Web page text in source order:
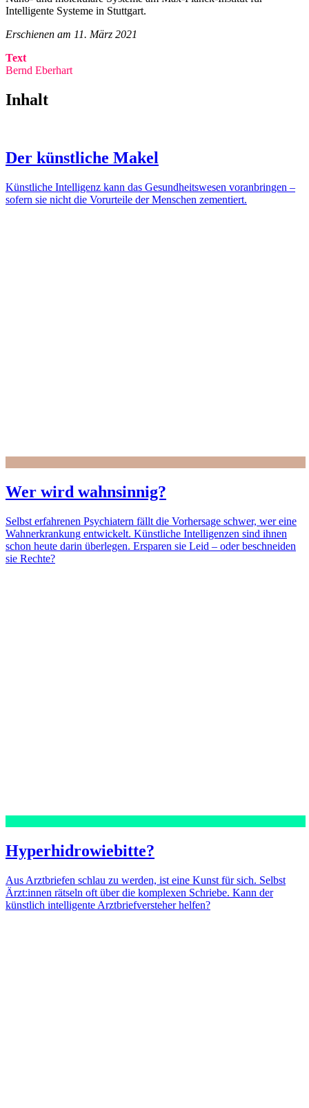
Intelligente Systeme in Stuttgart.
Erschienen am 11. März 2021
Text
Bernd Eberhart
Inhalt
Der künstliche Makel
Künstliche Intelligenz kann das Gesundheitswesen voranbringen –
sofern sie nicht die Vorurteile der Menschen zementiert.
Wer wird wahnsinnig?
Selbst erfahrenen Psychiatern fällt die Vorhersage schwer, wer eine
Wahnerkrankung entwickelt. Künstliche Intelligenzen sind ihnen
schon heute darin überlegen. Ersparen sie Leid – oder beschneiden
sie Rechte?
Hyperhidrowiebitte?
Aus Arztbriefen schlau zu werden, ist eine Kunst für sich. Selbst
Ärzt:innen rätseln oft über die komplexen Schriebe. Kann der
künstlich intelligente Arztbriefversteher helfen?